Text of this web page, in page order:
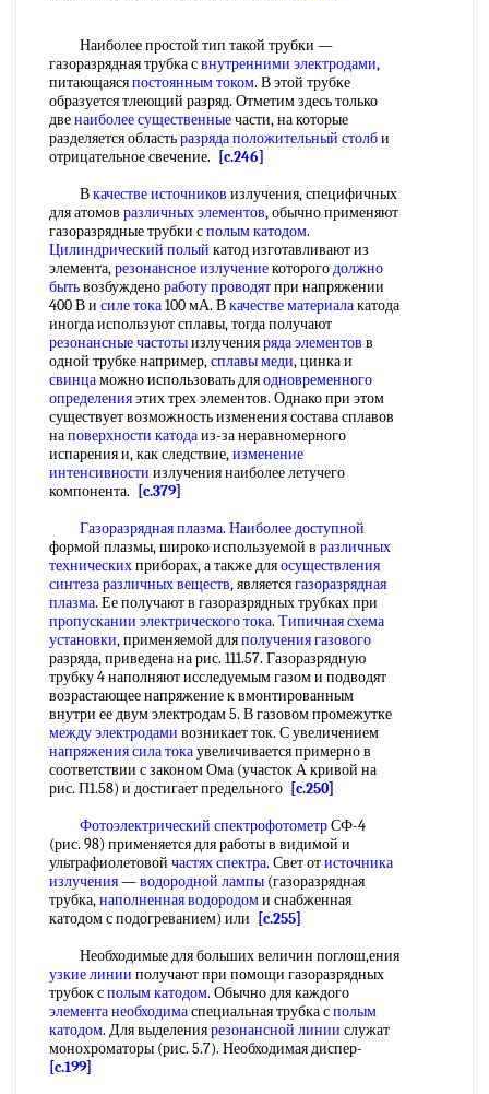
Наиболее простой тип такой трубки —
газоразрядная трубка свнутренними электродами,
питающаясяпостоянным током. В этой трубке
образуется тлеющий разряд. Отметим здесь только
двенаиболее существенныечасти, на которые
разделяется областьразряда положительный столби
отрицательное свечение.
[c.246]
Вкачестве источников излучения, специфичных
для атомов различных элементов, обычно применяют
газоразрядные трубки сполым катодом.
Цилиндрический полый катод изготавливают из
элемента,резонансное излучениекоторогодолжно
бытьвозбужденоработу проводятпри напряжении
400 В и силе тока100 мА. Вкачестве материалакатода
иногда используют сплавы, тогда получают
резонансные частотыизлученияряда элементов в
одной трубке например,сплавы меди, цинка и
свинцаможно использовать дляодновременного
определенияэтих трех элементов. Однако при этом
существует возможность изменения состава сплавов
наповерхности катодаиз-за неравномерного
испарения и, как следствие,изменение
интенсивности излучения наиболее летучего
компонента.
[c.379]
Газоразрядная плазма. Наиболее доступной
формой плазмы, широко используемой в различных
техническихприборах, а также дляосуществления
синтезаразличных веществ, являетсягазоразрядная
плазма. Ее получают в газоразрядных трубках при
пропускании электрического тока. Типичная схема
установки, применяемой дляполучения газового
разряда, приведена на рис. 111.57. Газоразрядную
трубку 4 наполняют исследуемым газом и подводят
возрастающее напряжение к вмонтированным
внутри ее двум электродам 5. В газовом промежутке
между электродами возникает ток. С увеличением
напряжения сила токаувеличивается примерно в
соответствии с законом Ома (участок А кривой на
рис. П1.58) и достигает предельного [c.250]
Фотоэлектрический спектрофотометрСФ-4
(рис. 98) применяется для работы в видимой и
ультрафиолетовой частях спектра. Свет отисточника
излучения—водородной лампы (газоразрядная
трубка,наполненная водородоми снабженная
катодом с подогреванием) или
[c.255]
Необходимые для больших величин поглош,ения
узкие линии получают при помощи газоразрядных
трубок сполым катодом. Обычно для каждого
элемента необходимаспециальная трубка сполым
катодом. Для выделениярезонансной линии служат
монохроматоры (рис. 5.7). Необходимая диспер-
[c.199]